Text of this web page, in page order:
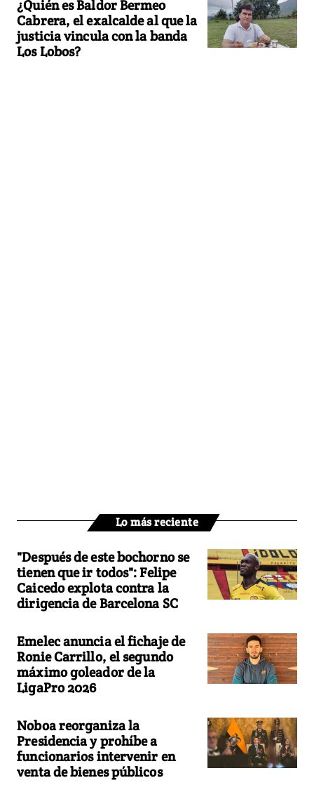
¿Quién es Baldor Bermeo
Cabrera, el exalcalde al que la
justicia vincula con la banda
Los Lobos?
Lo más reciente
"Después de este bochorno se
tienen que ir todos": Felipe
Caicedo explota contra la
dirigencia de Barcelona SC
Emelec anuncia el fichaje de
Ronie Carrillo, el segundo
máximo goleador de la
LigaPro 2026
Noboa reorganiza la
Presidencia y prohíbe a
funcionarios intervenir en
venta de bienes públicos